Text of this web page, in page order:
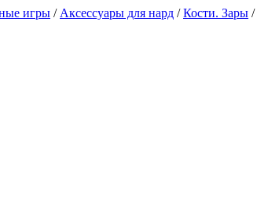
игры / Аксессуары для нард /Кости. Зары /